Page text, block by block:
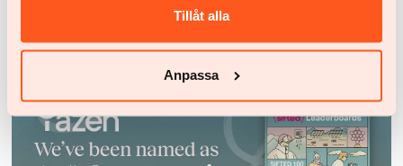
Tillåt alla
Anpassa
Adipositas, wurde von Healthcare Business Review
2025 in Europa“ ausgezeichnet.